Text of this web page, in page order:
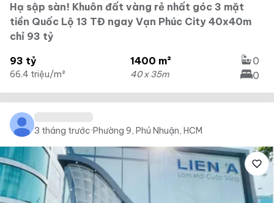
Hạ sập sàn! Khuôn đất vàng rẻ nhất góc 3 mặt
tiền Quốc Lộ 13 TĐ ngay Vạn Phúc City 40x40m
chỉ 93 tỷ
93 tỷ
66.4 triệu/m²
1400 m²
40 x 35m
0
0
3 tháng trước·Phường 9, Phú Nhuận, HCM